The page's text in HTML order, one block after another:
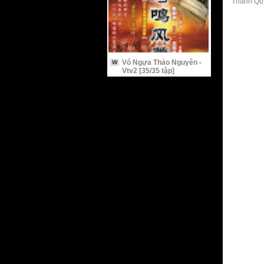
W
Vó Ngựa Thảo Nguyên -
Vtv2 [35/35 tập]